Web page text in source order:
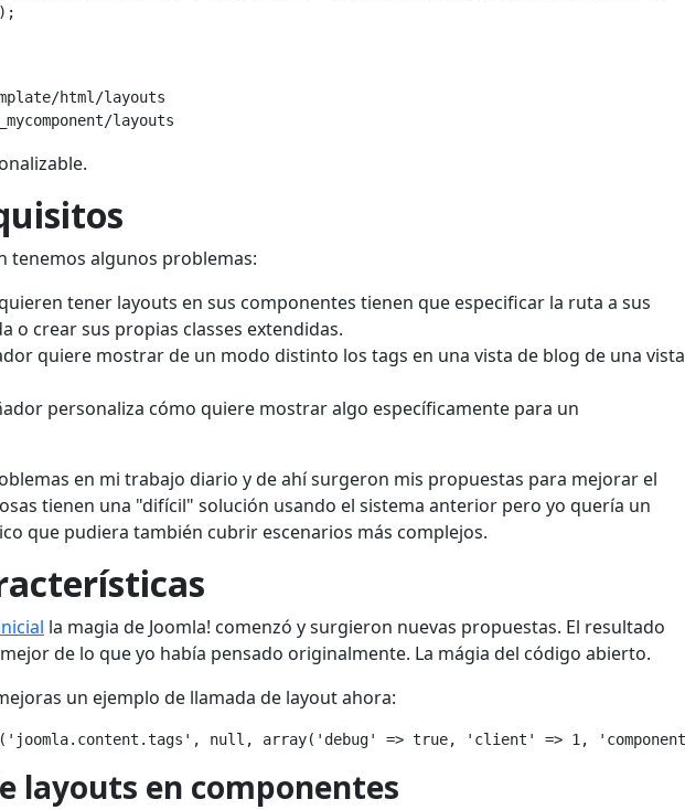
html/layouts
tenemos algunos problemas:
tener layouts en sus componentes tienen que especificar la ruta a sus
o crear sus propias classes extendidas.
quiere mostrar de un modo distinto los tags en una vista de blog de una vista
personaliza cómo quiere mostrar algo específicamente para un
en mi trabajo diario y de ahí surgeron mis propuestas para mejorar el
tienen una "difícil" solución usando el sistema anterior pero yo quería un
que pudiera también cubrir escenarios más complejos.
la magia de Joomla! comenzó y surgieron nuevas propuestas. El resultado
de lo que yo había pensado originalmente. La mágia del código abierto.
un ejemplo de llamada de layout ahora:
layouts en componentes